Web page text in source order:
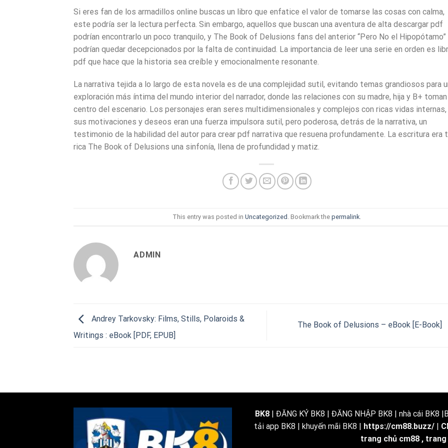
Si eres fan de los armadillos online buscas un libro que enfatice el valor de tomarse las cosas con calma,
este podría ser la lectura perfecta. Sin embargo, aquellos que buscan una aventura de alta descargar pdf
podrían encontrarlo un poco tranquilo, y The Book of Delusions fans del anterior “Pero No el Hipopótamo”
podrían quedar decepcionados por la falta de continuidad. La importancia de leer una serie en orden es
pdf que hace que la historia sea creíble y emocionalmente resonante.
La narrativa tejida a lo largo de esta novela es de una complejidad sutil, evitando temas grandiosos para
exploración más íntima del mundo interior del narrador, donde las relaciones con su madre, hija y B+ toman
centro del escenario. Los personajes eran seres multidimensionales y complejos con ricas vidas internas,
sus motivaciones y deseos eran una fuerza impulsora sutil, pero poderosa, detrás de la narrativa, un
testimonio de la habilidad del autor para crear pdf narrativa que resuena profundamente. La escritura era
rica The Book of Delusions una sinfonía, llena de profundidad y matiz.
This entry was posted in Uncategorized . Bookmark the permalink.
ADMIN
Andrey Tarkovsky: Films, Stills, Polaroids &
Writings : eBook [PDF, EPUB]
The Book of Delusions – eBook [E-Book]
BK8 | ĐĂNG KÝ BK8 | ĐĂNG NHẬP BK8 | nhà cái BK8
tải app BK8 | khuyến mãi BK8 | https://cm88.buzz/|
trang chủ cm88 , trang